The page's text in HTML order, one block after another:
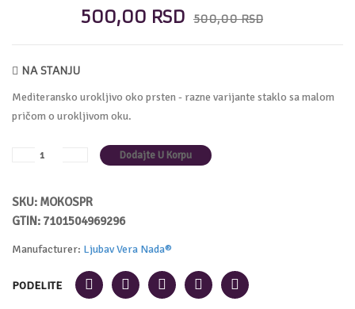
500,00 RSD 500,00 RSD
NA STANJU
Mediteransko urokljivo oko prsten - razne varijante staklo sa malom
pričom o urokljivom oku.
SKU: MOKOSPR
GTIN: 7101504969296
Manufacturer: Ljubav Vera Nada®
PODELITE